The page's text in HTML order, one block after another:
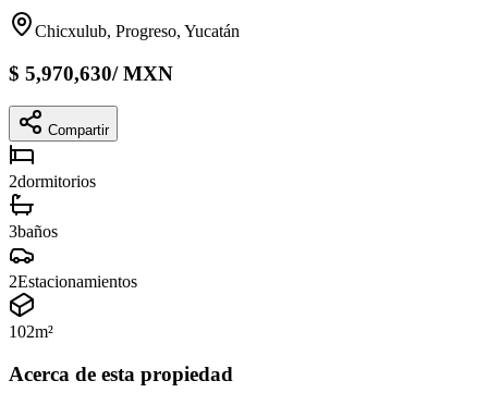
Chicxulub, Progreso, Yucatán
$ 5,970,630/MXN
Compartir
2dormitorios
3baños
2Estacionamientos
102m²
Acerca de esta propiedad